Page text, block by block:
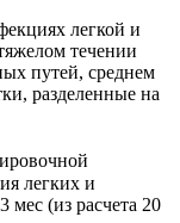
легкой и
течении
путей, среднем
разделенные на
легких и
мес (из расчета 20